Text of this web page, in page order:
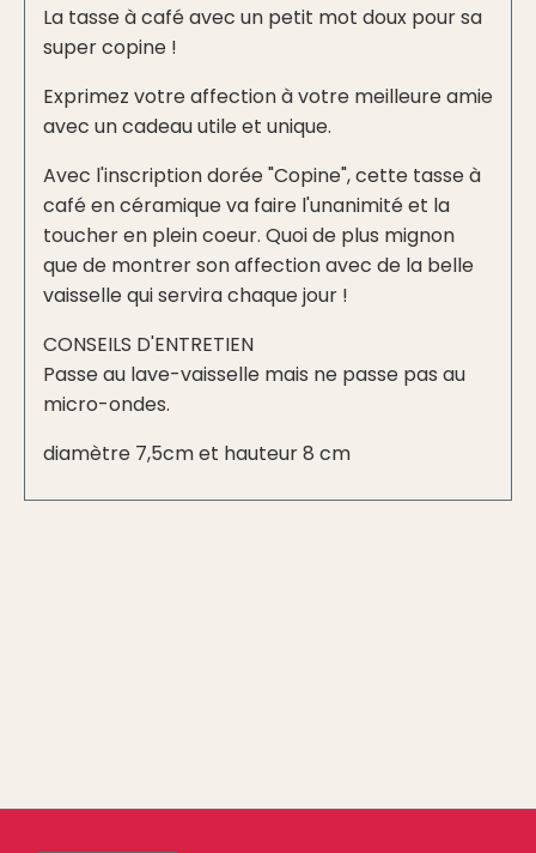
La tasse à café avec un petit mot doux pour sa
super copine !
Exprimez votre affection à votre meilleure amie
avec un cadeau utile et unique.
Avec l'inscription dorée "Copine", cette tasse à
café en céramique va faire l'unanimité et la
toucher en plein coeur. Quoi de plus mignon
que de montrer son affection avec de la belle
vaisselle qui servira chaque jour !
CONSEILS D'ENTRETIEN
Passe au lave-vaisselle mais ne passe pas au
micro-ondes.
diamètre 7,5cm et hauteur 8 cm